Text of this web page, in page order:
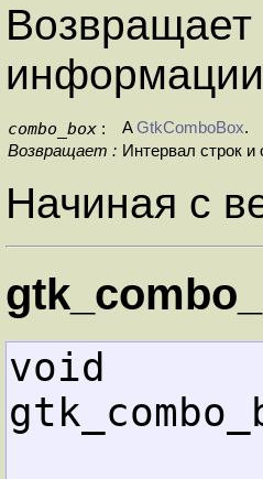
Возвращает
combo_box : AGtkComboBox.
Возвращает : Интервал строк и
Начиная с
void